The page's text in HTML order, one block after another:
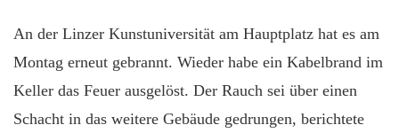
An der Linzer Kunstuniversität am Hauptplatz hat es am
Montag erneut gebrannt. Wieder habe ein Kabelbrand im
Keller das Feuer ausgelöst. Der Rauch sei über einen
Schacht in das weitere Gebäude gedrungen, berichtete